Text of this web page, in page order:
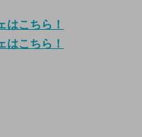
はこちら！
はこちら！